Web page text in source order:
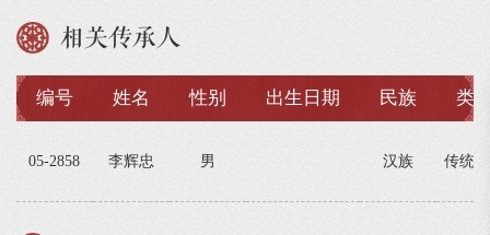
相关传承人
编号 姓名 性别 出生日期 民族 类
05-2858 李辉忠 男 汉族 传统